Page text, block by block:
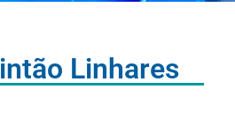
Linhares